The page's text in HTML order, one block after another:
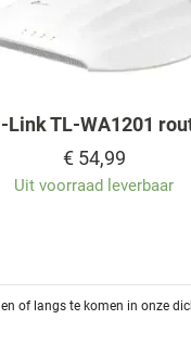
Link TL-WA1201
€54,99
Uit voorraad leverbaar
of langs te komen in onze